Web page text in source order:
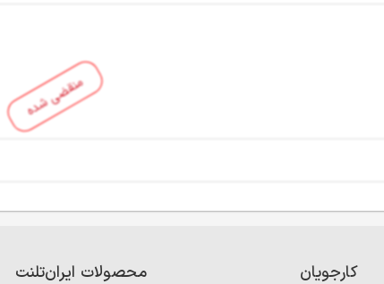
منقضی شده
کارجویان محصولات ایران‌تلنت